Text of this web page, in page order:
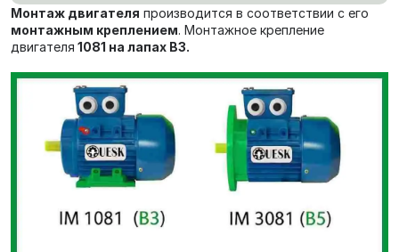
Монтаж двигателя производится в соответствии с его
монтажным креплением. Монтажное крепление
двигателя 1081 на лапах В3.